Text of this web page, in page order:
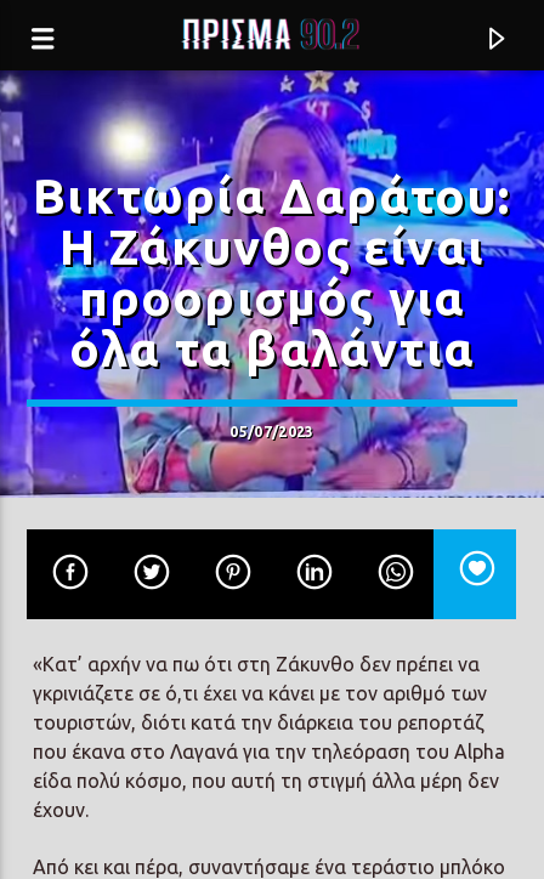
Current track
ΚΑΛΟΚΑΙΡΙ
ERMIS
Prisma Radio 90,2
Βικτωρία Δαράτου:
Η Ζάκυνθος είναι
προορισμός για
όλα τα βαλάντια
05/07/2023
«Κατ’ αρχήν να πω ότι στη Ζάκυνθο δεν πρέπει να
γκρινιάζετε σε ό,τι έχει να κάνει με τον αριθμό των
τουριστών, διότι κατά την διάρκεια του ρεπορτάζ
που έκανα στο Λαγανά για την τηλεόραση του Alpha
είδα πολύ κόσμο, που αυτή τη στιγμή άλλα μέρη δεν
έχουν.
Από κει και πέρα, συναντήσαμε ένα τεράστιο μπλόκο